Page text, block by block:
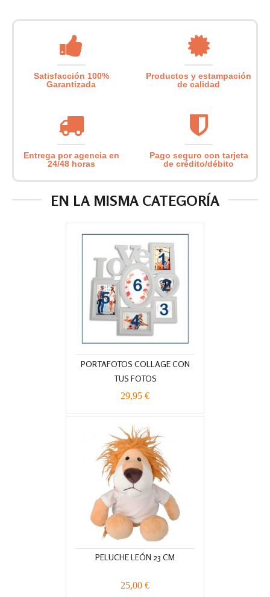
Satisfacción 100%
Garantizada
Productos y estampación
de calidad
Entrega por agencia en
24/48 horas
Pago seguro con tarjeta
de crédito/débito
EN LA MISMA CATEGORÍA
PORTAFOTOS COLLAGE CON
TUS FOTOS
29,95 €
PELUCHE LEÓN 23 CM
25,00 €